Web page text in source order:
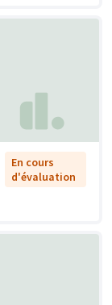
En cours
d'évaluation